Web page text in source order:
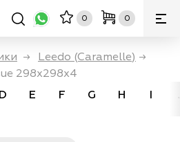
0 0
→ Leedo (Caramelle) →
298х298х4
D E F G H I